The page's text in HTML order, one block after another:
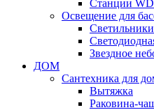
Станции
Освещение для
Звездное
ДОМ
Сантехника для
Вытяжка
Раковина-